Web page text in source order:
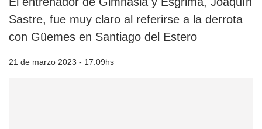
Sastre, fue muy claro al referirse a la derrota
con Güemes en Santiago del Estero
21 de marzo 2023 - 17:09hs